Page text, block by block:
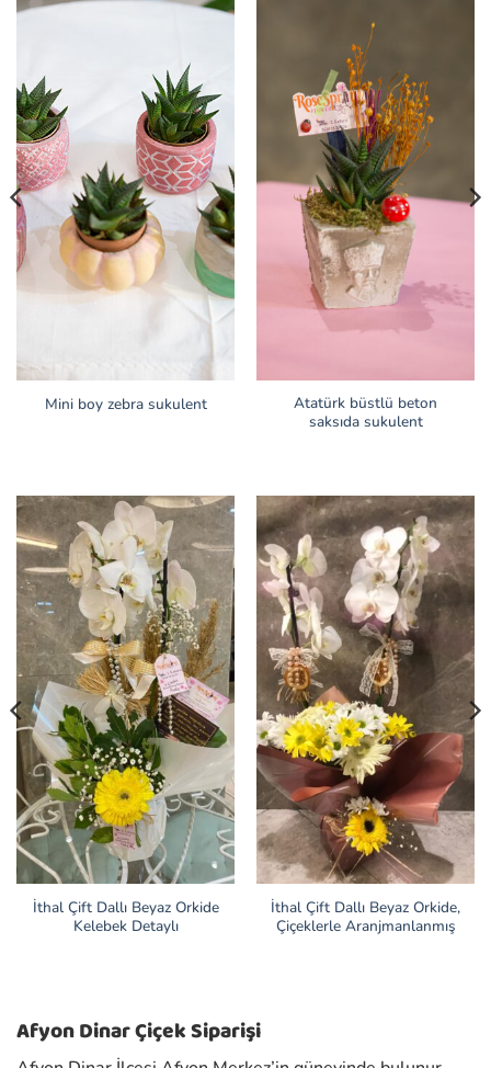
Mini boy zebra sukulent
Atatürk büstlü beton
saksıda sukulent
İthal Çift Dallı Beyaz Orkide
Kelebek Detaylı
İthal Çift Dallı Beyaz Orkide,
Çiçeklerle Aranjmanlanmış
Afyon Dinar Çiçek Siparişi